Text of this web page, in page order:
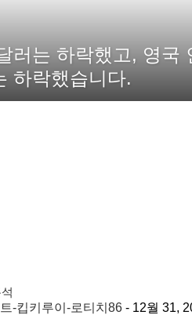
러는 하락했고, 영국
하락했습니다.
-킵키루이-로티치86 - 12월 31,